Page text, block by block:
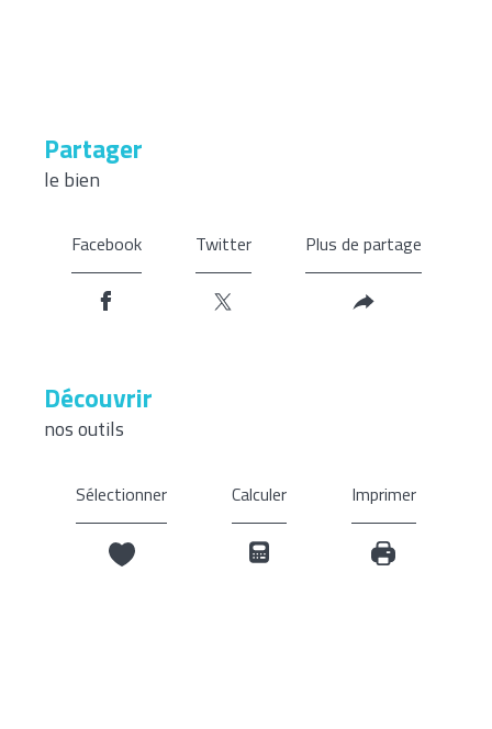
partager
le bien
Facebook Twitter Plus de partage
découvrir
nos outils
Sélectionner Calculer Imprimer